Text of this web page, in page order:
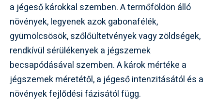
a jégeső károkkal szemben. A termőföldön álló
növények, legyenek azok gabonafélék,
gyümölcsösök, szőlőültetvények vagy zöldségek,
rendkívül sérülékenyek a jégszemek
becsapódásával szemben. A károk mértéke a
jégszemek méretétől, a jégeső intenzitásától és a
növények fejlődési fázisától függ.